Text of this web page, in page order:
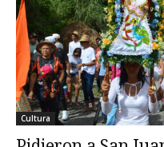
Cultura